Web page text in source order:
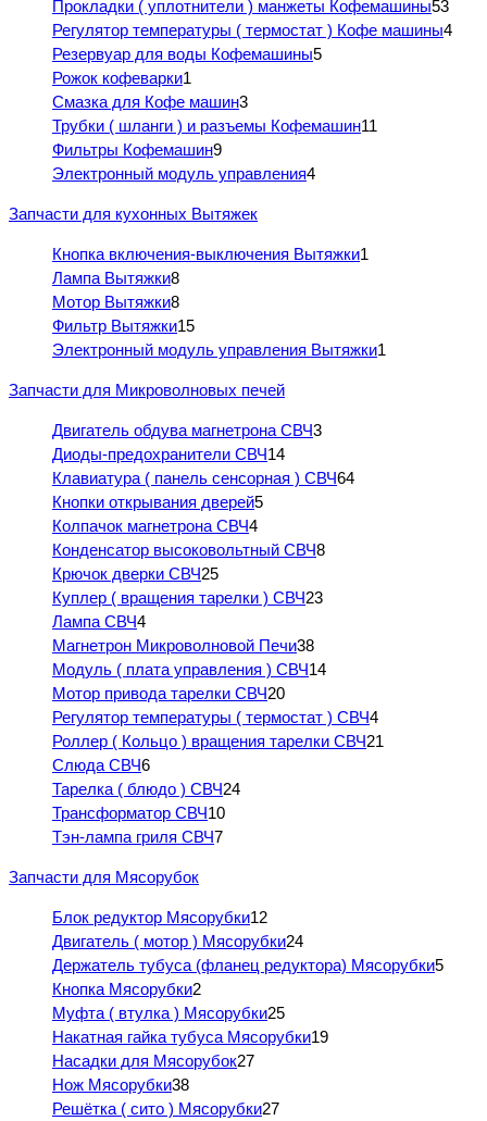
Прокладки ( уплотнители ) манжеты Кофемашины53
Регулятор температуры ( термостат ) Кофе машины4
Резервуар для воды Кофемашины5
Рожок кофеварки1
Смазка для Кофе машин3
Трубки ( шланги ) и разъемы Кофемашин11
Фильтры Кофемашин9
Электронный модуль управления4
Запчасти для кухонных Вытяжек
Кнопка включения-выключения Вытяжки1
Лампа Вытяжки8
Мотор Вытяжки8
Фильтр Вытяжки15
Электронный модуль управления Вытяжки1
Запчасти для Микроволновых печей
Двигатель обдува магнетрона СВЧ3
Диоды-предохранители СВЧ14
Клавиатура ( панель сенсорная ) СВЧ64
Кнопки открывания дверей5
Колпачок магнетрона СВЧ4
Конденсатор высоковольтный СВЧ8
Крючок дверки СВЧ25
Куплер ( вращения тарелки ) СВЧ23
Лампа СВЧ4
Магнетрон Микроволновой Печи38
Модуль ( плата управления ) СВЧ14
Мотор привода тарелки СВЧ20
Регулятор температуры ( термостат ) СВЧ4
Роллер ( Кольцо ) вращения тарелки СВЧ21
Слюда СВЧ6
Тарелка ( блюдо ) СВЧ24
Трансформатор СВЧ10
Тэн-лампа гриля СВЧ7
Запчасти для Мясорубок
Блок редуктор Мясорубки12
Двигатель ( мотор ) Мясорубки24
Держатель тубуса (фланец редуктора) Мясорубки5
Кнопка Мясорубки2
Муфта ( втулка ) Мясорубки25
Накатная гайка тубуса Мясорубки19
Насадки для Мясорубок27
Нож Мясорубки38
Решётка ( сито ) Мясорубки27